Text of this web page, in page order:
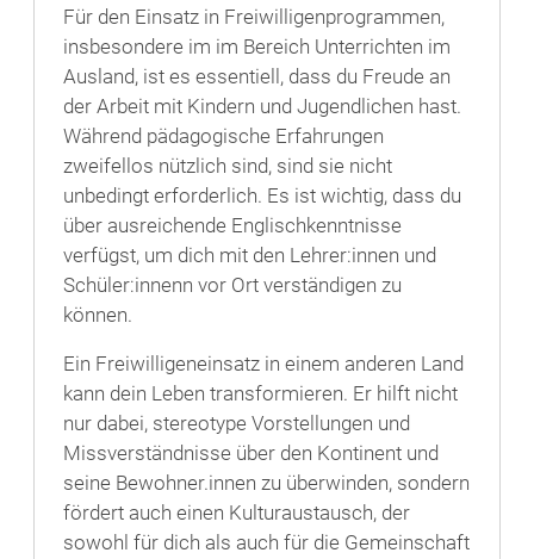
Für den Einsatz in Freiwilligenprogrammen,
insbesondere im im Bereich Unterrichten im
Ausland, ist es essentiell, dass du Freude an
der Arbeit mit Kindern und Jugendlichen hast.
Während pädagogische Erfahrungen
zweifellos nützlich sind, sind sie nicht
unbedingt erforderlich. Es ist wichtig, dass du
über ausreichende Englischkenntnisse
verfügst, um dich mit den Lehrer:innen und
Schüler:innenn vor Ort verständigen zu
können.
Ein Freiwilligeneinsatz in einem anderen Land
kann dein Leben transformieren. Er hilft nicht
nur dabei, stereotype Vorstellungen und
Missverständnisse über den Kontinent und
seine Bewohner.innen zu überwinden, sondern
fördert auch einen Kulturaustausch, der
sowohl für dich als auch für die Gemeinschaft